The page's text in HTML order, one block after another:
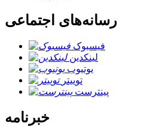
رسانه‌های اجتماعی
فیسبوک
لینکدین
یوتیوب
توییتر
پینترست
خبرنامه